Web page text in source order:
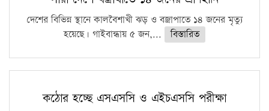
দেশের বিভিন্ন স্থানে কালবৈশাখী ঝড় ও বজ্রাপাতে ১৪ জনের মৃত্যু
হয়েছে। গাইবান্ধায় ৫ জন,...
বিস্তারিত
কঠোর হচ্ছে এসএসসি ও এইচএসসি পরীক্ষা